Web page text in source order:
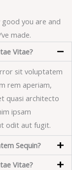
you are and
made.
Vitae?​
sit voluptatem
rem aperiam,
quasi architecto
ipsam
odit aut fugit.​
Sequin?
Vitae?​